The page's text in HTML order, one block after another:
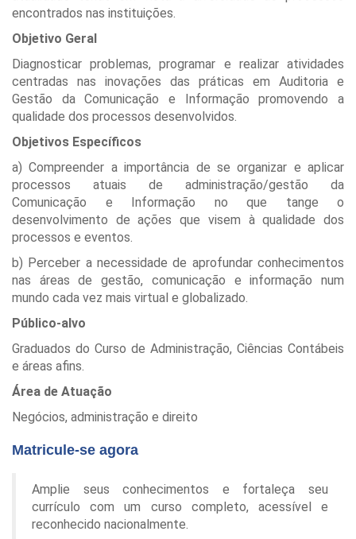
encontrados nas instituições.
Objetivo Geral
Diagnosticar problemas, programar e realizar atividades
centradas nas inovações das práticas em Auditoria e
Gestão da Comunicação e Informação promovendo a
qualidade dos processos desenvolvidos.
Objetivos Específicos
a) Compreender a importância de se organizar e aplicar
processos atuais de administração/gestão da
Comunicação e Informação no que tange o
desenvolvimento de ações que visem à qualidade dos
processos e eventos.
b) Perceber a necessidade de aprofundar conhecimentos
nas áreas de gestão, comunicação e informação num
mundo cada vez mais virtual e globalizado.
Público-alvo
Graduados do Curso de Administração, Ciências Contábeis
e áreas afins.
Área de Atuação
Negócios, administração e direito
Matricule-se agora
Amplie seus conhecimentos e fortaleça seu
currículo com um curso completo, acessível e
reconhecido nacionalmente.